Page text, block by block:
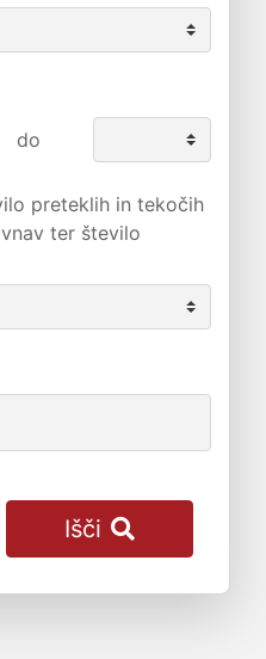
do
preteklih in tekočih
ter število
Išči